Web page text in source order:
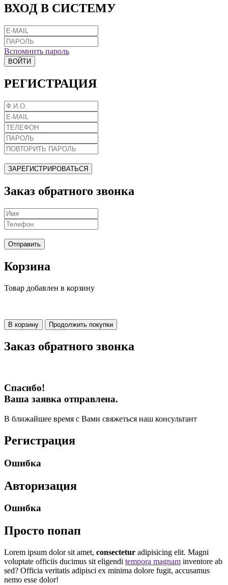
ВХОД В СИСТЕМУ
Вспомнить пароль
ВОЙТИ
РЕГИСТРАЦИЯ
ЗАРЕГИСТРИРОВАТЬСЯ
Заказ обратного звонка
Отправить
Корзина
Товар добавлен в корзину
В корзину Продолжить покупки
Заказ обратного звонка
Спасибо!
Ваша заявка отправлена.
В ближайшее время с Вами свяжеться наш консультант
Регистрация
Ошибка
Авторизация
Ошибка
Просто попап
Lorem ipsum dolor sit amet, consectetur adipisicing elit. Magni
voluptate officiis ducimus sit eligendi tempora magnam inventore ab
sed? Officia veritatis adipisci ex minima dolore fugit, accusamus
nemo esse dolor!